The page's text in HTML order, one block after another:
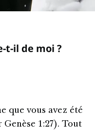
t-il de moi ?
que vous avez été
1:27). Tout